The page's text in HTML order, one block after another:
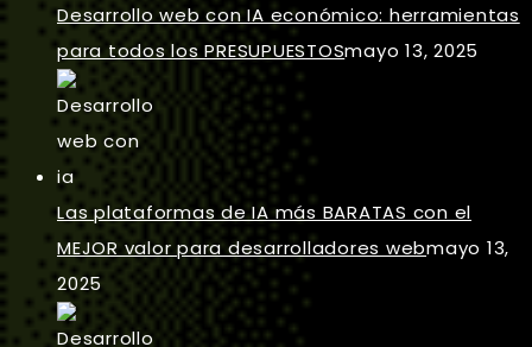
Desarrollo web con IA económico: herramientas
para todos los PRESUPUESTOSmayo 13, 2025
Las plataformas de IA más BARATAS con el
MEJOR valor para desarrolladores webmayo 13,
2025